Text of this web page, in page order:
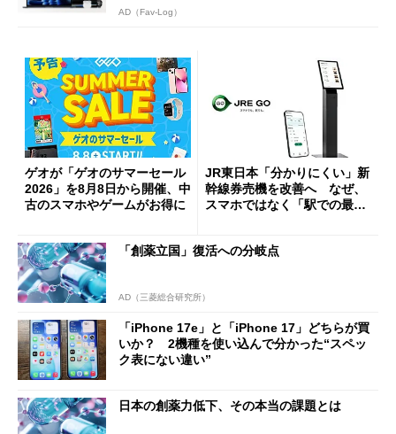
AD（Fav-Log）
ゲオが「ゲオのサマーセール
2026」を8月8日から開催、中
古のスマホやゲームがお得に
JR東日本「分かりにくい」新
幹線券売機を改善へ なぜ、
スマホではなく「駅での最短
「創薬立国」復活への分岐点
AD（三菱総合研究所）
「iPhone 17e」と「iPhone 17」どちらが買
いか？ 2機種を使い込んで分かった“スペッ
ク表にない違い”
日本の創薬力低下、その本当の課題とは